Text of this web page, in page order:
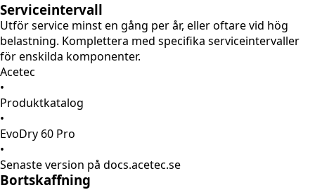
Serviceintervall
Utför service minst en gång per år, eller oftare vid hög
belastning. Komplettera med specifika serviceintervaller
för enskilda komponenter.
Acetec
•
Produktkatalog
•
EvoDry 60 Pro
•
Senaste version på docs.acetec.se
Bortskaffning